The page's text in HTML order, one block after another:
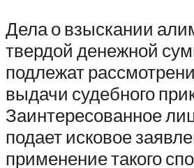
Дела о взыскании
твердой денежной
подлежат
выдачи судебного
Заинтересованное
подает исковое
применение такого